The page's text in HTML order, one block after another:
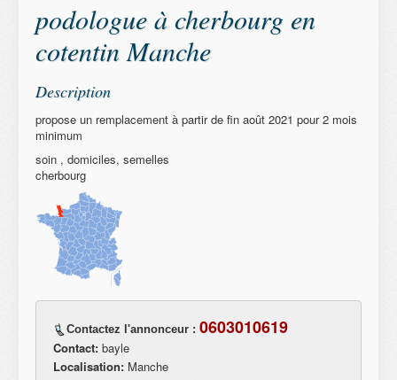
podologue à cherbourg en
cotentin Manche
Description
propose un remplacement à partir de fin août 2021 pour 2 mois
minimum
soin , domiciles, semelles
cherbourg
Contactez l'annonceur : 0603010619
Contact: bayle
Localisation: Manche